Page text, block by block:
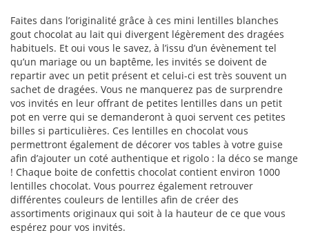
Faites dans l’originalité grâce à ces mini lentilles blanches
gout chocolat au lait qui divergent légèrement des dragées
habituels. Et oui vous le savez, à l’issu d’un évènement tel
qu’un mariage ou un baptême, les invités se doivent de
repartir avec un petit présent et celui-ci est très souvent un
sachet de dragées. Vous ne manquerez pas de surprendre
vos invités en leur offrant de petites lentilles dans un petit
pot en verre qui se demanderont à quoi servent ces petites
billes si particulières. Ces lentilles en chocolat vous
permettront également de décorer vos tables à votre guise
afin d’ajouter un coté authentique et rigolo : la déco se mange
! Chaque boite de confettis chocolat contient environ 1000
lentilles chocolat. Vous pourrez également retrouver
différentes couleurs de lentilles afin de créer des
assortiments originaux qui soit à la hauteur de ce que vous
espérez pour vos invités.